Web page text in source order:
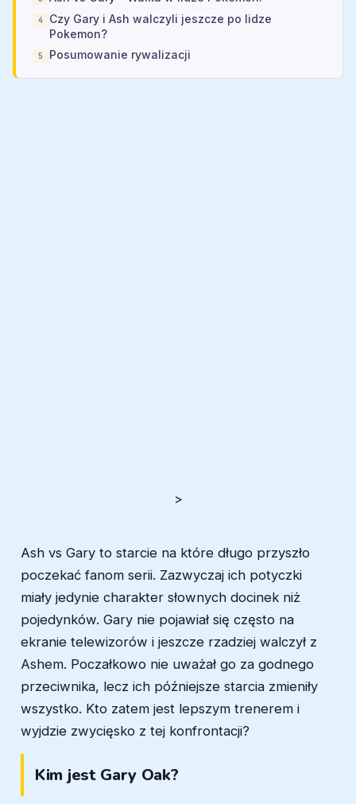
Czy Gary i Ash walczyli jeszcze po lidze
Pokemon?
Posumowanie rywalizacji
>
Ash vs Gary to starcie na które długo przyszło
poczekać fanom serii. Zazwyczaj ich potyczki
miały jedynie charakter słownych docinek niż
pojedynków. Gary nie pojawiał się często na
ekranie telewizorów i jeszcze rzadziej walczył z
Ashem. Poczałkowo nie uważał go za godnego
przeciwnika, lecz ich późniejsze starcia zmieniły
wszystko. Kto zatem jest lepszym trenerem i
wyjdzie zwycięsko z tej konfrontacji?
Kim jest Gary Oak?